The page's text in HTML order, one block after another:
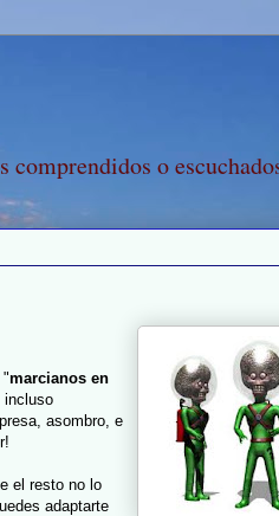
o
"marcianos en
incluso
asombro, e
el resto no lo
adaptarte